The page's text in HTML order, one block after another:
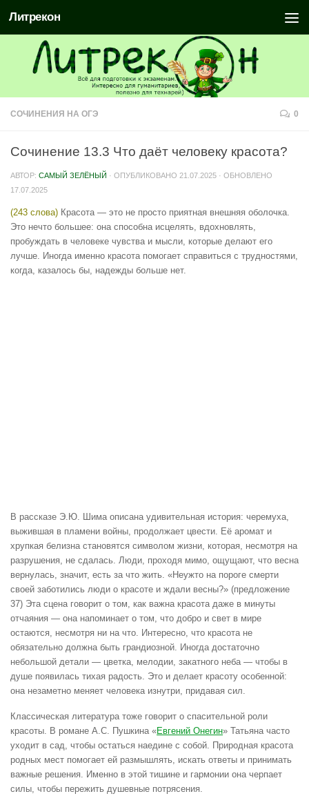
Литрекон
СОЧИНЕНИЯ НА ОГЭ 0
Сочинение 13.3 Что даёт человеку красота?
АВТОР: САМЫЙ ЗЕЛЁНЫЙ · ОПУБЛИКОВАНО 21.07.2025 · ОБНОВЛЕНО
17.07.2025
(243 слова) Красота — это не просто приятная внешняя оболочка.
Это нечто большее: она способна исцелять, вдохновлять,
пробуждать в человеке чувства и мысли, которые делают его
лучше. Иногда именно красота помогает справиться с трудностями,
когда, казалось бы, надежды больше нет.
В рассказе Э.Ю. Шима описана удивительная история: черемуха,
выжившая в пламени войны, продолжает цвести. Её аромат и
хрупкая белизна становятся символом жизни, которая, несмотря на
разрушения, не сдалась. Люди, проходя мимо, ощущают, что весна
вернулась, значит, есть за что жить. «Неужто на пороге смерти
своей заботились люди о красоте и ждали весны?» (предложение
37) Эта сцена говорит о том, как важна красота даже в минуты
отчаяния — она напоминает о том, что добро и свет в мире
остаются, несмотря ни на что. Интересно, что красота не
обязательно должна быть грандиозной. Иногда достаточно
небольшой детали — цветка, мелодии, закатного неба — чтобы в
душе появилась тихая радость. Это и делает красоту особенной:
она незаметно меняет человека изнутри, придавая сил.
Классическая литература тоже говорит о спасительной роли
красоты. В романе А.С. Пушкина «Евгений Онегин» Татьяна часто
уходит в сад, чтобы остаться наедине с собой. Природная красота
родных мест помогает ей размышлять, искать ответы и принимать
важные решения. Именно в этой тишине и гармонии она черпает
силы, чтобы пережить душевные потрясения.